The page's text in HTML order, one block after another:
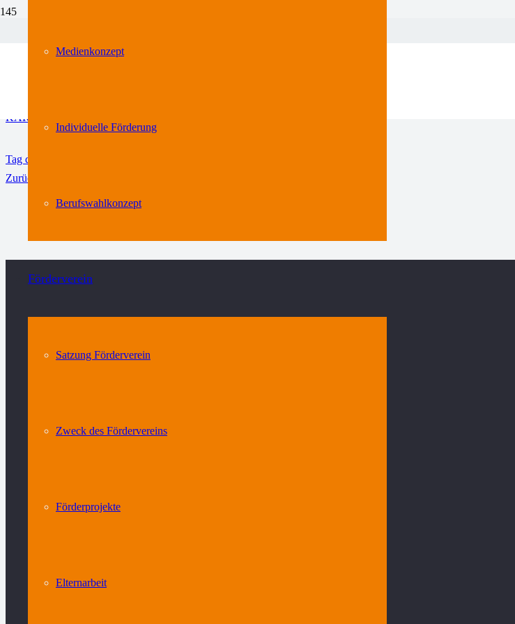
Medienkonzept
Individuelle Förderung
Berufswahlkonzept
Förderverein
Satzung Förderverein
Zweck des Fördervereins
Förderprojekte
Elternarbeit
KAR-Newsletter 2025
Tag der offenen Tür
Zurück